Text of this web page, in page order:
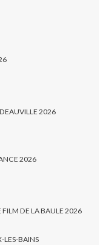
2026
2026
FILM DE LA BAULE 2026
LES-BAINS